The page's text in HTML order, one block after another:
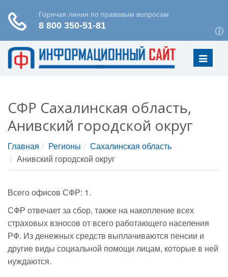
Меню
СФР Сахалинская область,
Анивский городской округ
Главная Регионы
Сахалинская область
Анивский городской округ
Всего офисов СФР: 1.
СФР отвечает за сбор, также на накопление всех
страховых взносов от всего работающего населения
РФ. Из денежных средств выплачиваются пенсии и
другие виды социальной помощи лицам, которые в ней
нуждаются.